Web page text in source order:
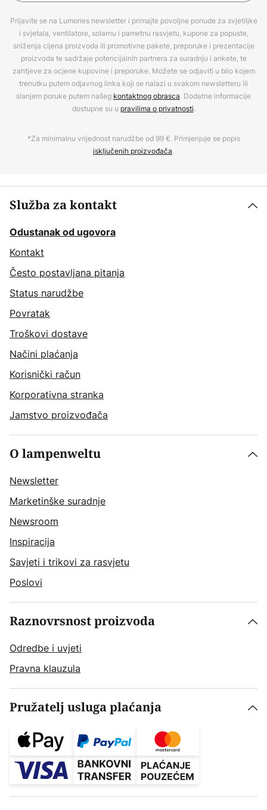
Prijavite se na Lumories newsletter i primajte povoljne ponude za svjetiljke
i svjetala, ventilatore, solarnu i pametnu rasvjetu, kupone za popuste,
sniženja cijena proizvoda ili promotivne pakete, preporuke i prezentacije
proizvoda te sadržaje potencijalnih partnera za suradnju i ankete, te
zahtjeve za ocjene kupovine i preporuke. Možete se odjaviti u bilo kojem
trenutku putem odjavnog linka koji se nalazi u svakom newsletteru ili
slanjem poruke putem našeg kontaktnog obrasca. Dodatne informacije
dostupne su u pravilima o privatnosti.
*Za minimalnu vrijednost narudžbe od 99 €. Primjenjuje se popis
isključenih proizvođača.
Služba za kontakt
Odustanak od ugovora
Kontakt
Često postavljana pitanja
Status narudžbe
Povratak
Troškovi dostave
Načini plaćanja
Korisnički račun
Korporativna stranka
Jamstvo proizvođača
O lampenweltu
Newsletter
Marketinške suradnje
Newsroom
Inspiracija
Savjeti i trikovi za rasvjetu
Poslovi
Raznovrsnost proizvoda
Odredbe i uvjeti
Pravna klauzula
Pružatelj usluga plaćanja